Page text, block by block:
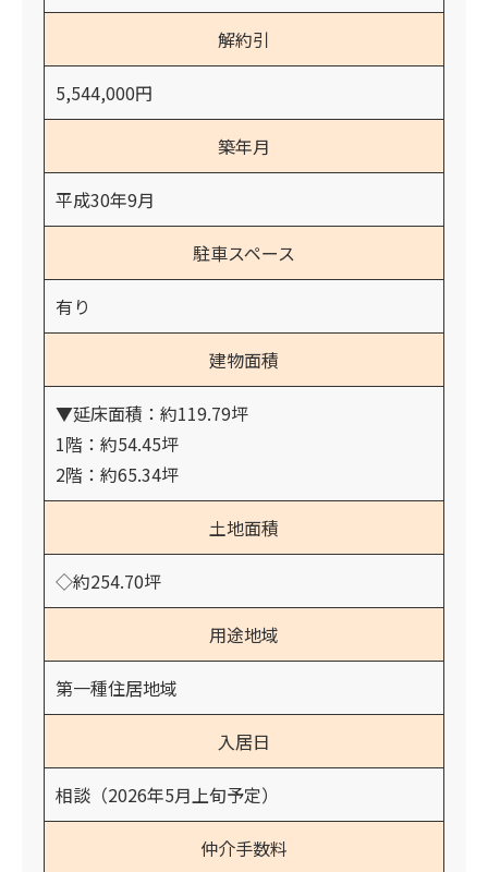
解約引
5,544,000円
築年月
平成30年9月
駐車スペース
有り
建物面積
▼延床面積：約119.79坪
1階：約54.45坪
2階：約65.34坪
土地面積
◇約254.70坪
用途地域
第一種住居地域
入居日
相談（2026年5月上旬予定）
仲介手数料